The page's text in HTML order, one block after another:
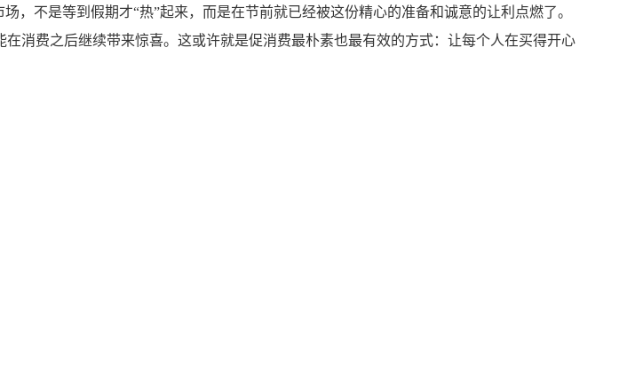
，不是等到假期才“热”起来，而是在节前就已经被这份精心的准备和诚意的让利点燃了。
消费之后继续带来惊喜。这或许就是促消费最朴素也最有效的方式：让每个人在买得开心